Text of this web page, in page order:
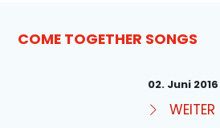
COME TOGETHER SONGS
02. Juni 2016
WEITER